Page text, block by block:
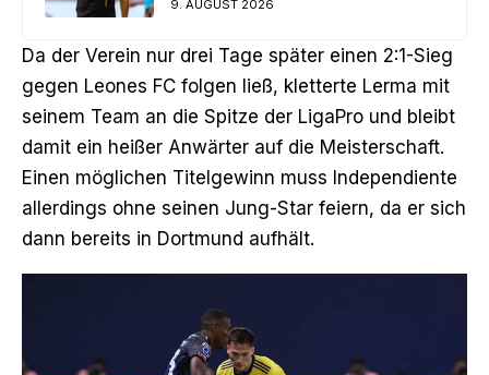
9. AUGUST 2026
Da der Verein nur drei Tage später einen 2:1-Sieg
gegen Leones FC folgen ließ, kletterte Lerma mit
seinem Team an die Spitze der LigaPro und bleibt
damit ein heißer Anwärter auf die Meisterschaft.
Einen möglichen Titelgewinn muss Independiente
allerdings ohne seinen Jung-Star feiern, da er sich
dann bereits in Dortmund aufhält.